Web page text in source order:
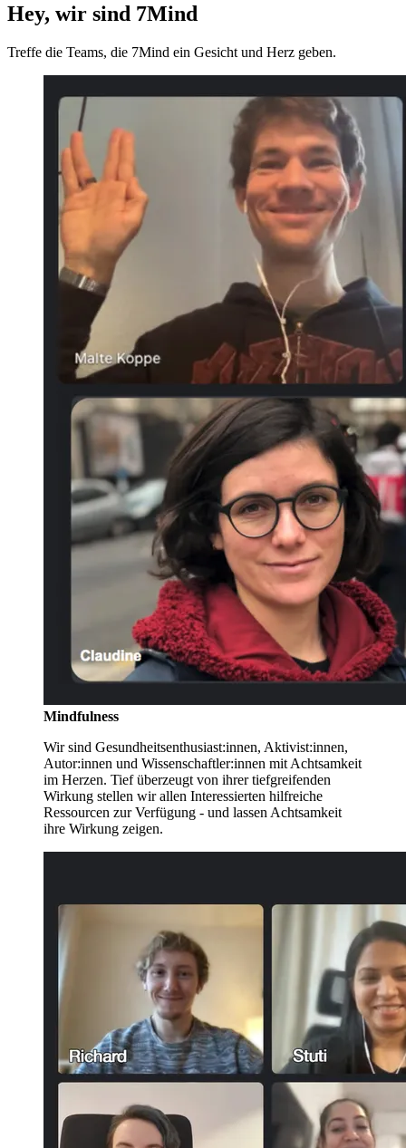
Hey, wir sind 7Mind
Treffe die Teams, die 7Mind ein Gesicht und Herz geben.
Mindfulness
Wir sind Gesundheitsenthusiast:innen, Aktivist:innen,
Autor:innen und Wissenschaftler:innen mit Achtsamkeit
im Herzen. Tief überzeugt von ihrer tiefgreifenden
Wirkung stellen wir allen Interessierten hilfreiche
Ressourcen zur Verfügung - und lassen Achtsamkeit
ihre Wirkung zeigen.